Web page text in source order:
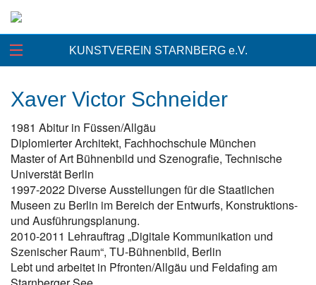
KUNSTVEREIN STARNBERG e.V.
Xaver Victor Schneider
1981 Abitur in Füssen/Allgäu
Diplomierter Architekt, Fachhochschule München
Master of Art Bühnenbild und Szenografie, Technische
Universtät Berlin
1997-2022 Diverse Ausstellungen für die Staatlichen
Museen zu Berlin im Bereich der Entwurfs, Konstruktions-
und Ausführungsplanung.
2010-2011 Lehrauftrag „Digitale Kommunikation und
Szenischer Raum“, TU-Bühnenbild, Berlin
Lebt und arbeitet in Pfronten/Allgäu und Feldafing am